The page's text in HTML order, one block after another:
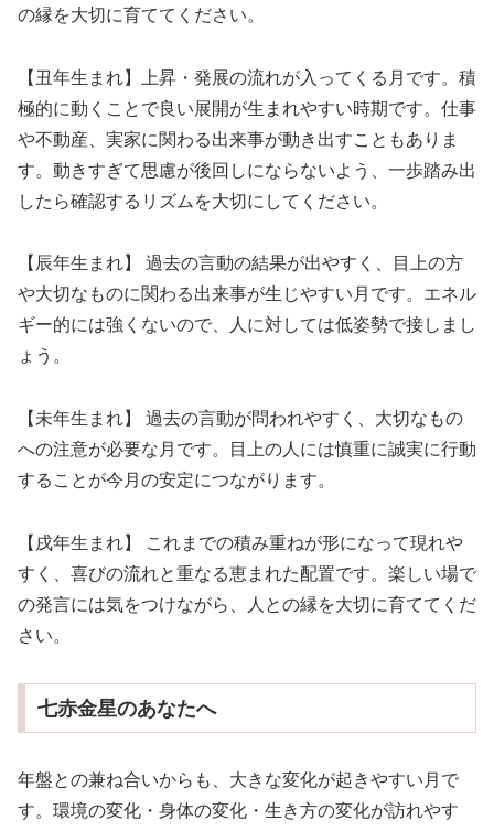
の縁を大切に育ててください。
【丑年生まれ】上昇・発展の流れが入ってくる月です。積
極的に動くことで良い展開が生まれやすい時期です。仕事
や不動産、実家に関わる出来事が動き出すこともありま
す。動きすぎて思慮が後回しにならないよう、一歩踏み出
したら確認するリズムを大切にしてください。
【辰年生まれ】 過去の言動の結果が出やすく、目上の方
や大切なものに関わる出来事が生じやすい月です。エネル
ギー的には強くないので、人に対しては低姿勢で接しまし
ょう。
【未年生まれ】 過去の言動が問われやすく、大切なもの
への注意が必要な月です。目上の人には慎重に誠実に行動
することが今月の安定につながります。
【戌年生まれ】 これまでの積み重ねが形になって現れや
すく、喜びの流れと重なる恵まれた配置です。楽しい場で
の発言には気をつけながら、人との縁を大切に育ててくだ
さい。
七赤金星のあなたへ
年盤との兼ね合いからも、大きな変化が起きやすい月で
す。環境の変化・身体の変化・生き方の変化が訪れやす